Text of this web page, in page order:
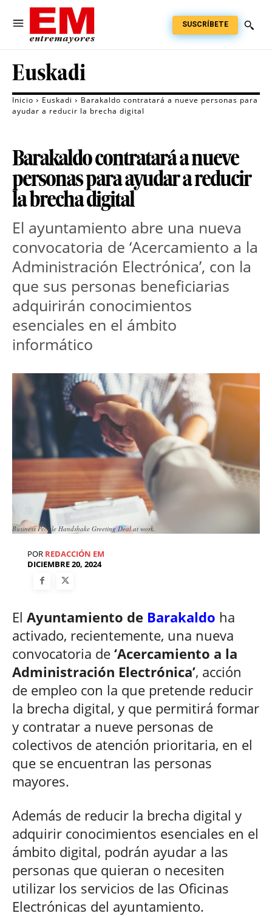
SUSCRÍBETE
Euskadi
Inicio Euskadi
Barakaldo contratará a nueve personas para
ayudar a reducir la brecha digital
Barakaldo contratará a nueve
personas para ayudar a reducir
la brecha digital
El ayuntamiento abre una nueva
convocatoria de ‘Acercamiento a la
Administración Electrónica’, con la
que sus personas beneficiarias
adquirirán conocimientos
esenciales en el ámbito
Business People Handshake Greeting Deal at work.
POR REDACCIÓN EM
DICIEMBRE 20, 2024
El Ayuntamiento de Barakaldo ha
activado, recientemente, una nueva
convocatoria de ‘Acercamiento a la
Administración Electrónica’, acción
de empleo con la que pretende reducir
la brecha digital, y que permitirá formar
y contratar a nueve personas de
colectivos de atención prioritaria, en el
que se encuentran las personas
mayores.
Además de reducir la brecha digital y
adquirir conocimientos esenciales en el
ámbito digital, podrán ayudar a las
personas que quieran o necesiten
utilizar los servicios de las Oficinas
Electrónicas del ayuntamiento.